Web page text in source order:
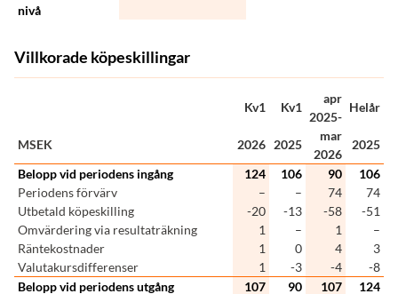
nivå
Villkorade köpeskillingar
Kv1 Kv1
apr
2025-
Helår
MSEK 2026 2025
mar
2026
2025
Belopp vid periodens ingång
124 106 90
106
Periodens förvärv
– – 74
74
Utbetald köpeskilling
-20 -13 -58
-51
Omvärdering via resultaträkning
1 – 1
–
Räntekostnader
1 0 4
3
Valutakursdifferenser
1 -3 -4
-8
Belopp vid periodens utgång
107 90 107 124